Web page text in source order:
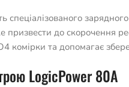
до скорочення
та допомагає
LogicPower 80A